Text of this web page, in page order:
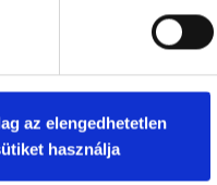
az elengedhetetlen
használja